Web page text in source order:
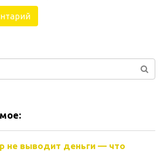
не выводит деньги — что